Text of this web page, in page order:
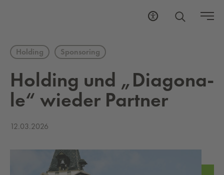
Holding Sponsoring
Hol­ding und „Dia­go­na­
le“ wie­der Part­ner
12.03.2026